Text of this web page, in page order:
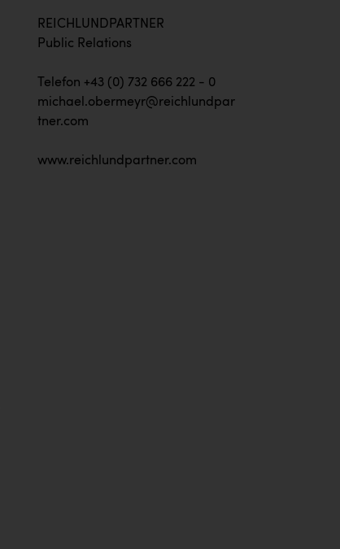
REICHLUNDPARTNER
Public Relations
Telefon +43 (0) 732 666 222 - 0
michael.obermeyr@reichlundpar
tner.com
www.reichlundpartner.com